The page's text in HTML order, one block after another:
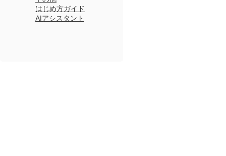
はじめ方ガイド
AIアシスタント